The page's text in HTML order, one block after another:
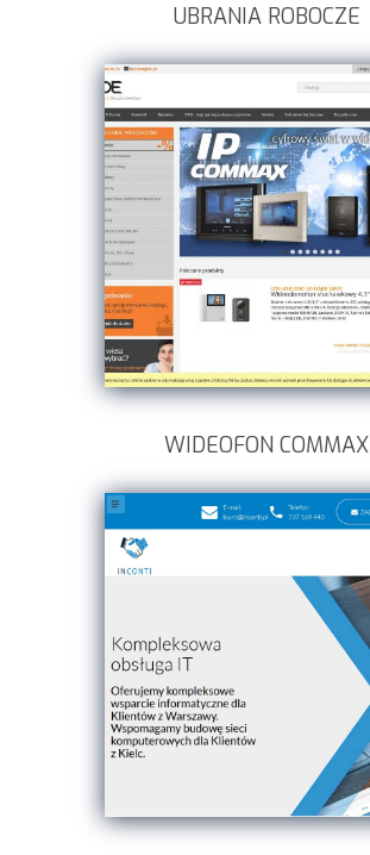
UBRANIA ROBOCZE
WIDEOFON COMMAX